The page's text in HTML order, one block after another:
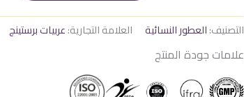
التصنيف:العطور النسائية العلامة التجارية:عربيات برستينج
علامات جودة المنتج